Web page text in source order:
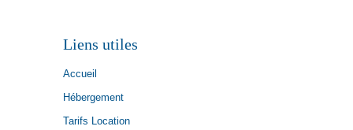
Liens utiles
Accueil
Hébergement
Tarifs Location